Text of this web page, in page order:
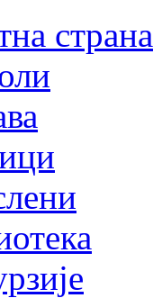
страна